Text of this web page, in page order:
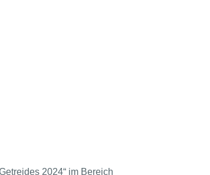
2024“ im Bereich